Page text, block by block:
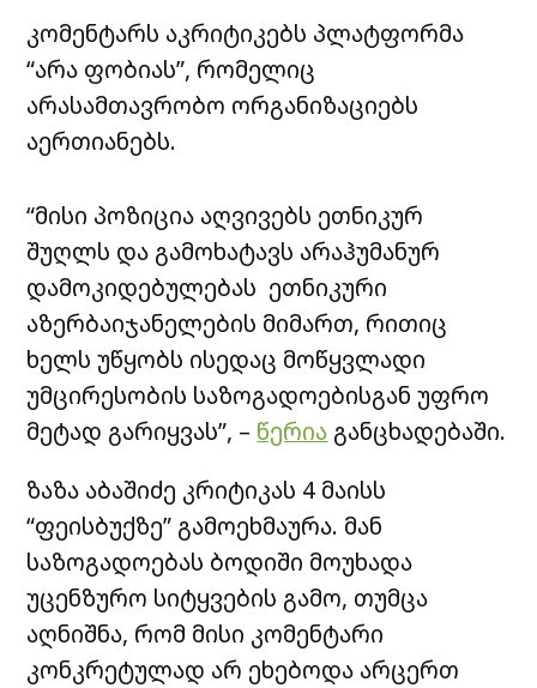
კომენტარს აკრიტიკებს პლატფორმა
“არა ფობიას”, რომელიც
არასამთავრობო ორგანიზაციებს
აერთიანებს.
“მისი პოზიცია აღვივებს ეთნიკურ
შუღლს და გამოხატავს არაჰუმანურ
დამოკიდებულებას ეთნიკური
აზერბაიჯანელების მიმართ, რითიც
ხელს უწყობს ისედაც მოწყვლადი
უმცირესობის საზოგადოებისგან უფრო
მეტად გარიყვას”, – წერია განცხადებაში.
ზაზა აბაშიძე კრიტიკას 4 მაისს
“ფეისბუქზე” გამოეხმაურა. მან
საზოგადოებას ბოდიში მოუხადა
უცენზურო სიტყვების გამო, თუმცა
აღნიშნა, რომ მისი კომენტარი
კონკრეტულად არ ეხებოდა არცერთ